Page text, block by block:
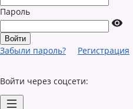
Пароль
Забыли пароль? Регистрация
Войти через соцсети: